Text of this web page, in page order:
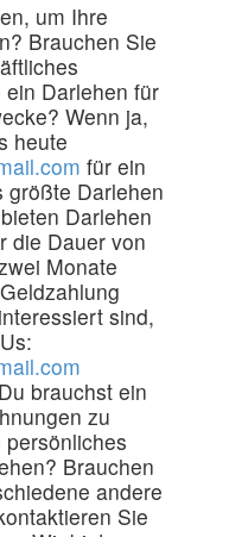
um Ihre
Brauchen Sie
Darlehen für
Wenn ja,
heute
für ein
größte Darlehen
Darlehen
die Dauer von
Monate
sind,
brauchst ein
zu
Brauchen
andere
Sie